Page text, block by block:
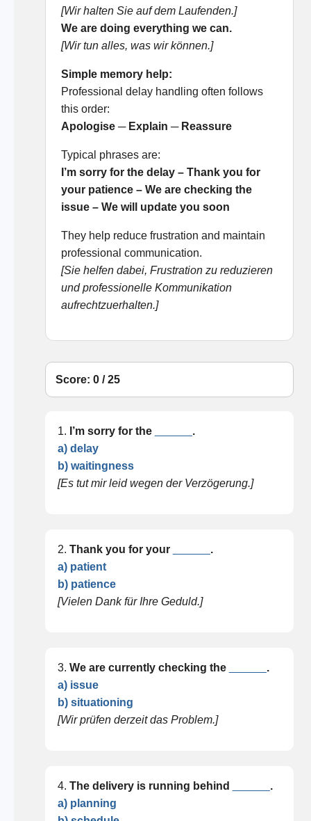
[Wir halten Sie auf dem Laufenden.]
We are doing everything we can.
[Wir tun alles, was wir können.]
Simple memory help:
Professional delay handling often follows
this order:
Apologise ─ Explain ─ Reassure
Typical phrases are:
I’m sorry for the delay – Thank you for
your patience – We are checking the
issue – We will update you soon
They help reduce frustration and maintain
professional communication.
[Sie helfen dabei, Frustration zu reduzieren
und professionelle Kommunikation
aufrechtzuerhalten.]
Score: 0 / 25
1. I’m sorry for the
.
a) delay
b) waitingness
[Es tut mir leid wegen der Verzögerung.]
2. Thank you for your
.
a) patient
b) patience
[Vielen Dank für Ihre Geduld.]
3. We are currently checking the
.
a) issue
b) situationing
[Wir prüfen derzeit das Problem.]
4. The delivery is running behind
.
a) planning